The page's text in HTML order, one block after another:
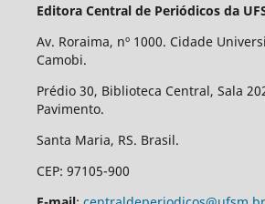
Editora Central de Periódicos da
Av. Roraima, nº 1000. Cidade
Camobi.
Prédio 30, Biblioteca Central, Sala
Pavimento.
Santa Maria, RS. Brasil.
CEP: 97105-900